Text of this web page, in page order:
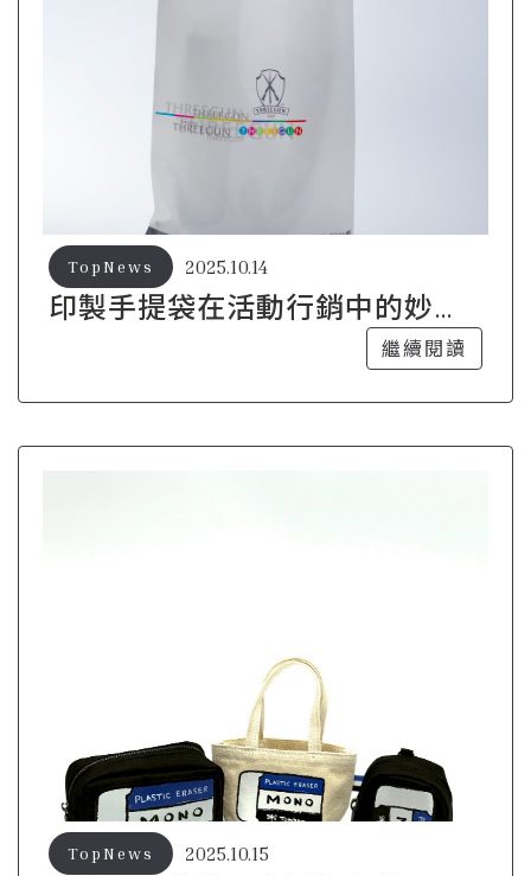
印製手提袋在活動行銷中的妙用
2025.10.14
TopNews
繼續閱讀
2025.10.15
TopNews